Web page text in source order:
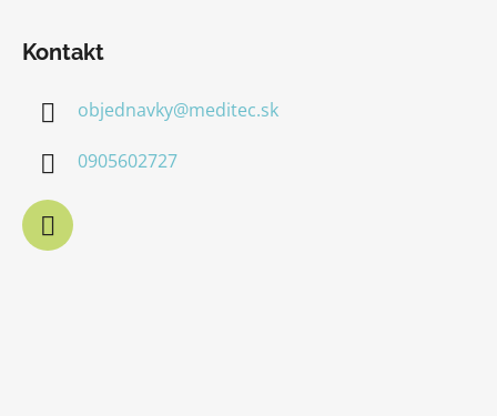
Kontakt
objednavky@meditec.sk
0905602727